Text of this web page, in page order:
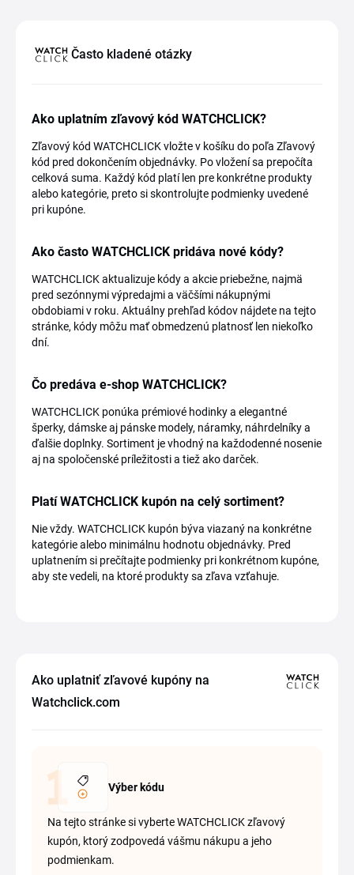
Často kladené otázky
Ako uplatním zľavový kód WATCHCLICK?
Zľavový kód WATCHCLICK vložte v košíku do poľa Zľavový
kód pred dokončením objednávky. Po vložení sa prepočíta
celková suma. Každý kód platí len pre konkrétne produkty
alebo kategórie, preto si skontrolujte podmienky uvedené
pri kupóne.
Ako často WATCHCLICK pridáva nové kódy?
WATCHCLICK aktualizuje kódy a akcie priebežne, najmä
pred sezónnymi výpredajmi a väčšími nákupnými
obdobiami v roku. Aktuálny prehľad kódov nájdete na tejto
stránke, kódy môžu mať obmedzenú platnosť len niekoľko
dní.
Čo predáva e-shop WATCHCLICK?
WATCHCLICK ponúka prémiové hodinky a elegantné
šperky, dámske aj pánske modely, náramky, náhrdelníky a
ďalšie doplnky. Sortiment je vhodný na každodenné nosenie
aj na spoločenské príležitosti a tiež ako darček.
Platí WATCHCLICK kupón na celý sortiment?
Nie vždy. WATCHCLICK kupón býva viazaný na konkrétne
kategórie alebo minimálnu hodnotu objednávky. Pred
uplatnením si prečítajte podmienky pri konkrétnom kupóne,
aby ste vedeli, na ktoré produkty sa zľava vzťahuje.
Ako uplatniť zľavové kupóny na
Watchclick.com
Výber kódu
Na tejto stránke si vyberte WATCHCLICK zľavový
kupón, ktorý zodpovedá vášmu nákupu a jeho
podmienkam.